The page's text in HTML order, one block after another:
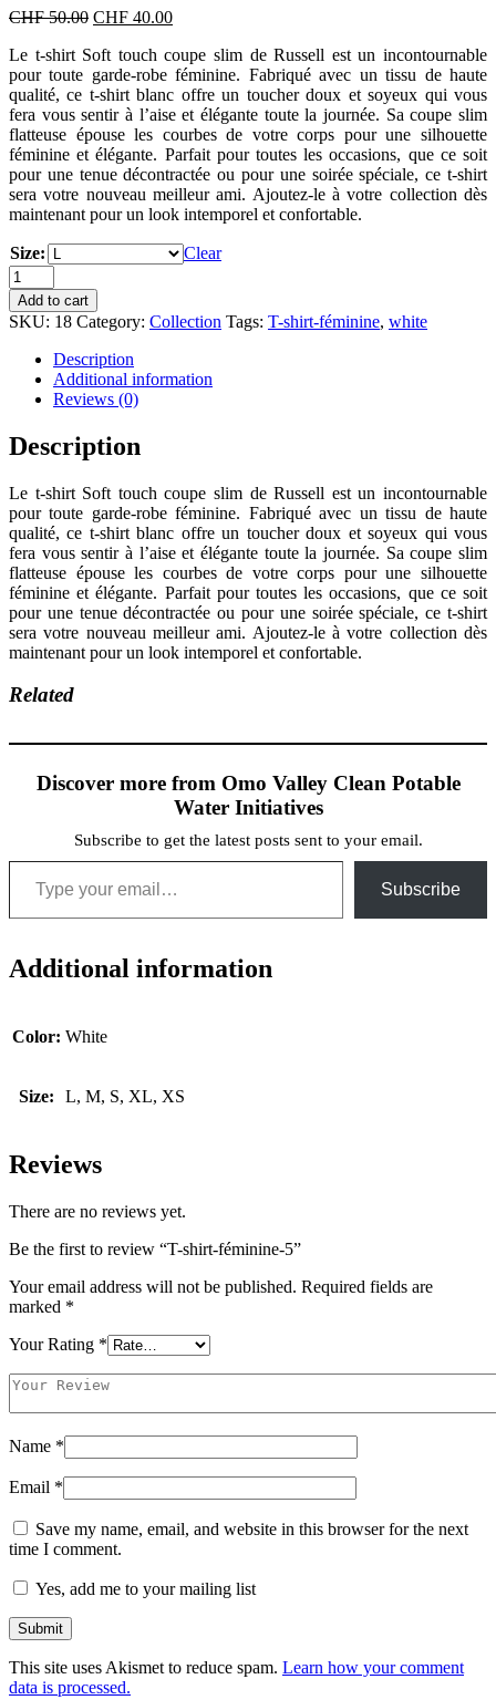
CHF 50.00 Original
was:
CHF 50.00.
CHF 40.00Current
is:
CHF 40.00.
Le t-shirt Soft touch coupe slim de Russell est un incontournable
pour toute garde-robe féminine. Fabriqué avec un tissu de haute
qualité, ce t-shirt blanc offre un toucher doux et soyeux qui vous
fera vous sentir à l’aise et élégante toute la journée. Sa coupe slim
flatteuse épouse les courbes de votre corps pour une silhouette
féminine et élégante. Parfait pour toutes les occasions, que ce soit
pour une tenue décontractée ou pour une soirée spéciale, ce t-shirt
sera votre nouveau meilleur ami. Ajoutez-le à votre collection dès
maintenant pour un look intemporel et confortable.
Size:
Clear
T-
shirt-
féminine-
5
quantity
Add to cart
SKU: 18 Category: Collection Tags: T-shirt-féminine, white
Description
Additional information
Reviews (0)
Description
Le t-shirt Soft touch coupe slim de Russell est un incontournable
pour toute garde-robe féminine. Fabriqué avec un tissu de haute
qualité, ce t-shirt blanc offre un toucher doux et soyeux qui vous
fera vous sentir à l’aise et élégante toute la journée. Sa coupe slim
flatteuse épouse les courbes de votre corps pour une silhouette
féminine et élégante. Parfait pour toutes les occasions, que ce soit
pour une tenue décontractée ou pour une soirée spéciale, ce t-shirt
sera votre nouveau meilleur ami. Ajoutez-le à votre collection dès
maintenant pour un look intemporel et confortable.
Related
Discover more from Omo Valley Clean Potable
Water Initiatives
Subscribe to get the latest posts sent to your email.
Type your email…
Subscribe
Additional information
Color: White
Size: L, M, S, XL, XS
Reviews
There are no reviews yet.
Be the first to review “T-shirt-féminine-5”
Your email address will not be published. Required fields are
marked *
Your Rating *
Name *
Email *
Save my name, email, and website in this browser for the next
time I comment.
Yes, add me to your mailing list
This site uses Akismet to reduce spam. Learn how your comment
data is processed.